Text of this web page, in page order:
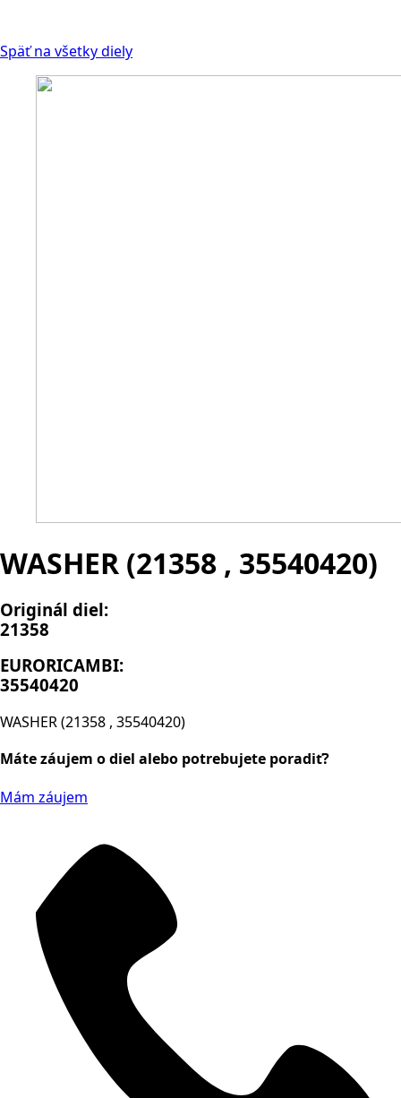
Späť na všetky diely
WASHER (21358 , 35540420)
Originál diel:
21358
EURORICAMBI:
35540420
WASHER (21358 , 35540420)
Máte záujem o diel alebo potrebujete poradiť?
Mám záujem